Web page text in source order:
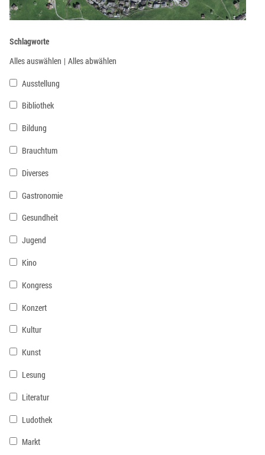
Schlagworte
Alles auswählen | Alles abwählen
Ausstellung
Bibliothek
Bildung
Brauchtum
Diverses
Gastronomie
Gesundheit
Jugend
Kino
Kongress
Konzert
Kultur
Kunst
Lesung
Literatur
Ludothek
Markt